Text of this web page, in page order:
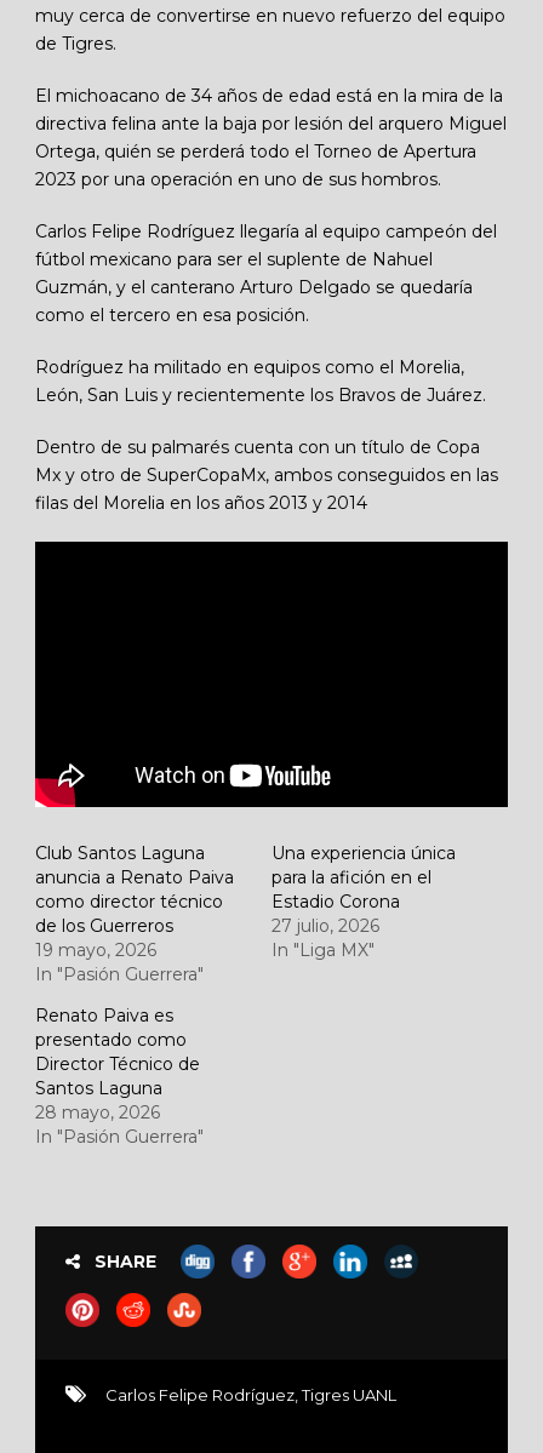
muy cerca de convertirse en nuevo refuerzo del equipo
de Tigres.
El michoacano de 34 años de edad está en la mira de la
directiva felina ante la baja por lesión del arquero Miguel
Ortega, quién se perderá todo el Torneo de Apertura
2023 por una operación en uno de sus hombros.
Carlos Felipe Rodríguez llegaría al equipo campeón del
fútbol mexicano para ser el suplente de Nahuel
Guzmán, y el canterano Arturo Delgado se quedaría
como el tercero en esa posición.
Rodríguez ha militado en equipos como el Morelia,
León, San Luis y recientemente los Bravos de Juárez.
Dentro de su palmarés cuenta con un título de Copa
Mx y otro de SuperCopaMx, ambos conseguidos en las
filas del Morelia en los años 2013 y 2014
Club Santos Laguna
anuncia a Renato Paiva
como director técnico
de los Guerreros
19 mayo, 2026
In "Pasión Guerrera"
Una experiencia única
para la afición en el
Estadio Corona
27 julio, 2026
In "Liga MX"
Renato Paiva es
presentado como
Director Técnico de
Santos Laguna
28 mayo, 2026
In "Pasión Guerrera"
SHARE
Carlos Felipe Rodríguez,Tigres UANL